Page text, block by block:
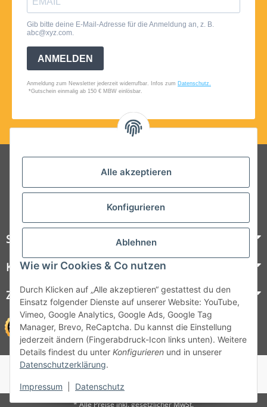
Alle akzeptieren
Konfigurieren
Ablehnen
Wie wir Cookies & Co nutzen
Durch Klicken auf „Alle akzeptieren“ gestattest du den
Einsatz folgender Dienste auf unserer Website: YouTube,
Vimeo, Google Analytics, Google Ads, Google Tag
Manager, Brevo, ReCaptcha. Du kannst die Einstellung
jederzeit ändern (Fingerabdruck-Icon links unten). Weitere
Details findest du unter Konfigurieren und in unserer
Datenschutzerklärung.
Impressum Datenschutz
Folgt uns auf Social Media
Steelboxx
Kundenservice
Zahlungsmöglichkeiten
© 1964 - 2026 Lüllmann GmbH
© 1964 - 2024 Lüllmann GmbH
* Alle Preise inkl. gesetzlicher MwSt.